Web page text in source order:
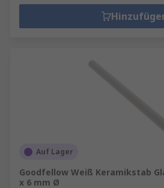
Auf Lager
Goodfellow Weiß Keramikstab
x 6 mm Ø